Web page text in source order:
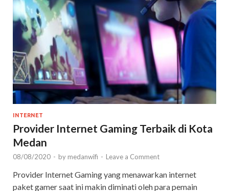
INTERNET
Provider Internet Gaming Terbaik di Kota
Medan
08/08/2020 - by medanwifi - Leave a Comment
Provider Internet Gaming yang menawarkan internet
paket gamer saat ini makin diminati oleh para pemain